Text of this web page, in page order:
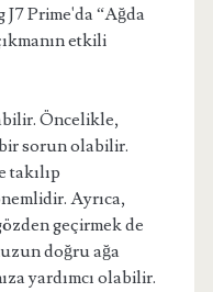
Prime'da “Ağda
etkili
Öncelikle,
sorun olabilir.
takılıp
Ayrıca,
geçirmek de
doğru ağa
yardımcı olabilir.